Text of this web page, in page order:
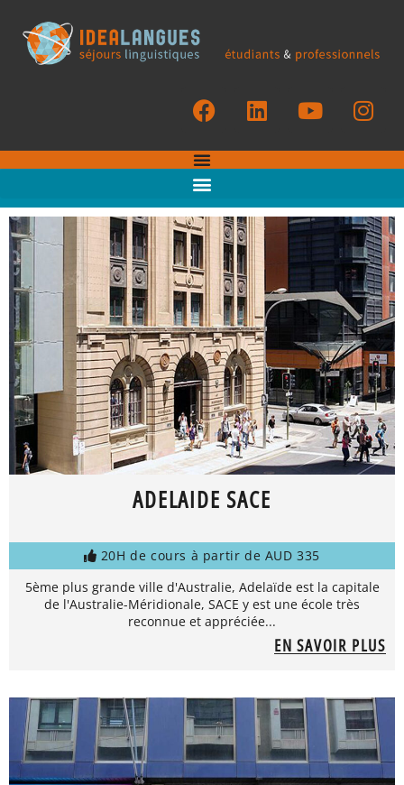
ADELAIDE SACE
20H de cours à partir de AUD 335
5ème plus grande ville d'Australie, Adelaïde est la capitale
de l'Australie-Méridionale, SACE y est une école très
reconnue et appréciée...
EN SAVOIR PLUS